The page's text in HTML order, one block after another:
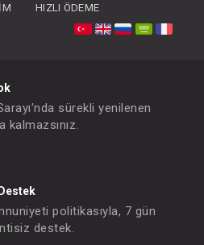
HIZLI ÖDEME
sürekli yenilenen
politikasıyla, 7 gün
destek.